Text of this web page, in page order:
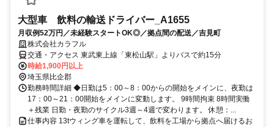
大型車 飲料の輸送ドライバー_A1655
月収例52万円／未経験スタートOK◎／拠点間の配送／吉見町
株式会社カラフル
交通・アクセス 東武東上線「東松山駅」よりバスで約15分
時給1,900円以上
埼玉県比企郡
勤務時間詳細 ◆日勤は5：00～8：00からの開始をメインに、夜勤は
17：00～21：00開始をメインに変動します。 9時間拘束 8時間実働
＋残業 日勤・夜勤のサイクル3週～4週で変わります。 休憩：...
仕事内容 13tウィング車を運転して、飲料を工場から拠点へ届けるお